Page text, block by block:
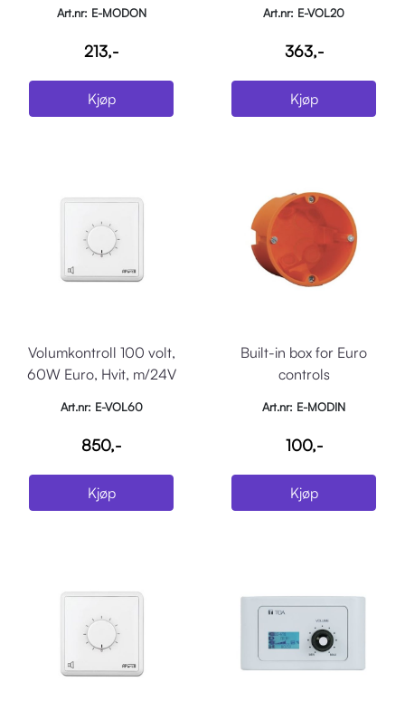
Art.nr: E-MODON
213,-
Kjøp
Art.nr: E-VOL20
363,-
Kjøp
Volumkontroll 100 volt,
60W Euro, Hvit, m/24V
Art.nr: E-VOL60
850,-
Kjøp
Built-in box for Euro
controls
Art.nr: E-MODIN
100,-
Kjøp